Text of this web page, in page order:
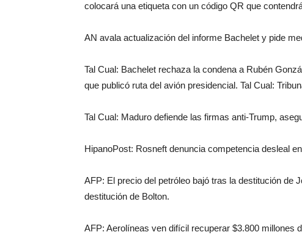
colocará una etiqueta con un código QR que
AN avala actualización del informe Bachelet y pide
Tal Cual: Bachelet rechaza la condena a Rubén
que publicó ruta del avión presidencial. Tal Cual:
Tal Cual: Maduro defiende las firmas anti-Trump,
HipanoPost: Rosneft denuncia competencia desleal
AFP: El precio del petróleo bajó tras la destitución de
destitución de Bolton.
AFP: Aerolíneas ven difícil recuperar $3.800 millones